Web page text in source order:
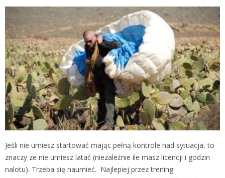
Jeśli nie umiesz startować mając pełną kontrole nad sytuacja, to
znaczy ze nie umiesz latać (niezależnie ile masz licencji i godzin
nalotu). Trzeba się naumieć. Najlepiej przez trening